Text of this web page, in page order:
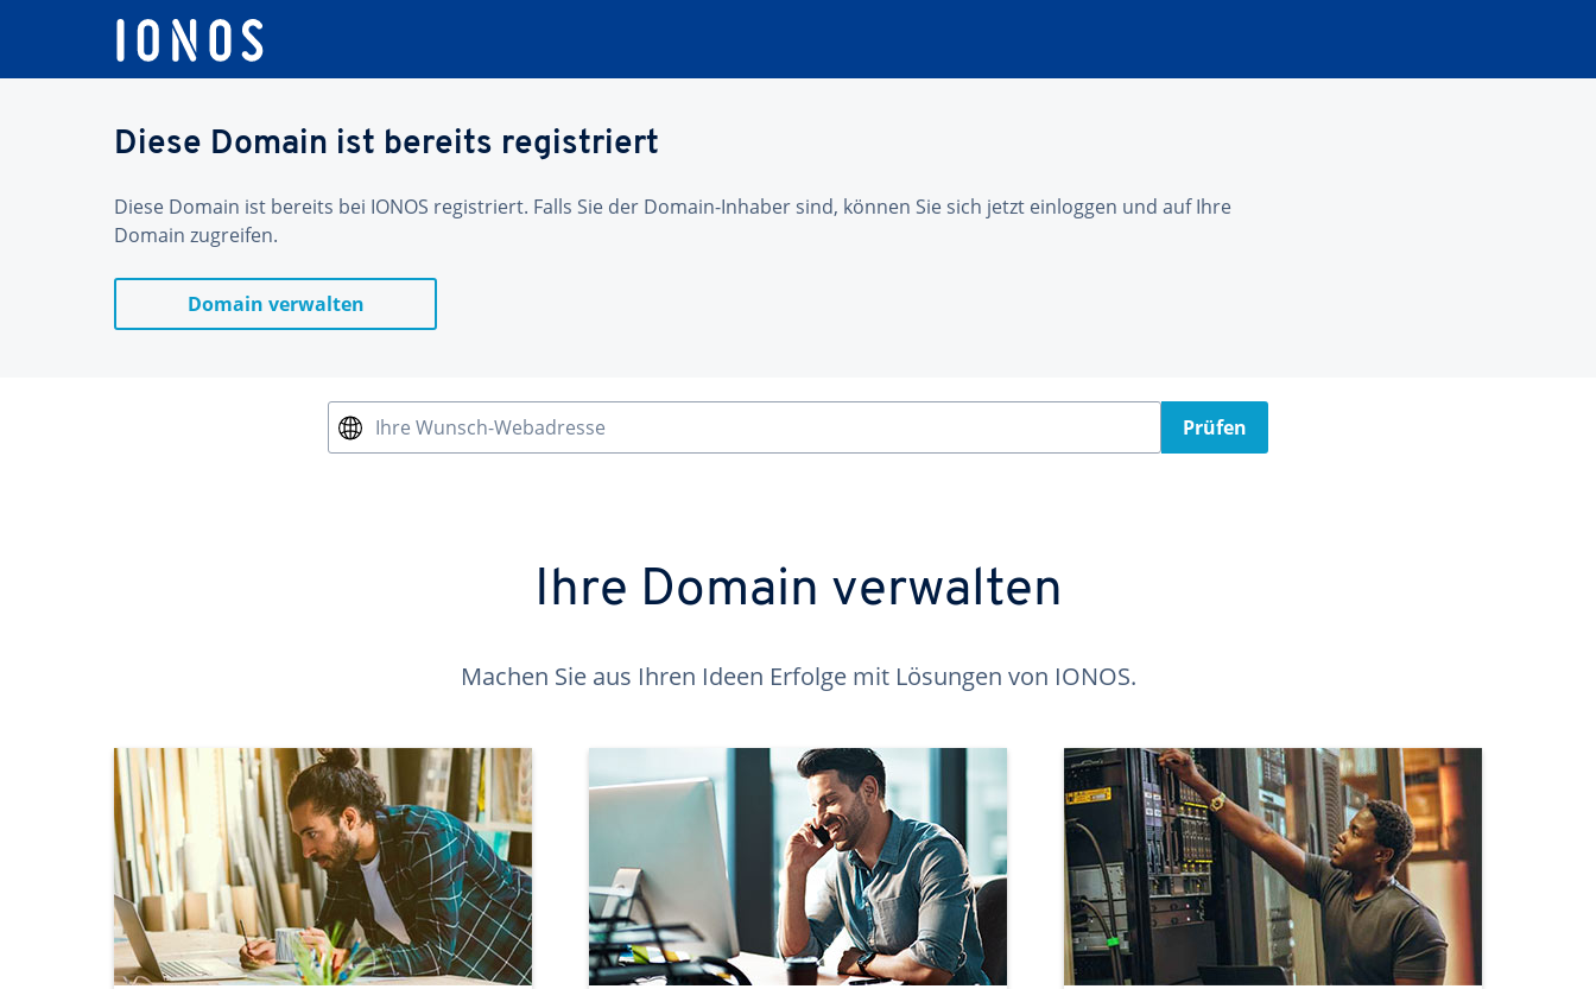
Diese Domain ist bereits registriert
Diese Domain ist bereits bei IONOS registriert. Falls Sie der Domain-Inhaber sind, können Sie sich jetzt einloggen und auf Ihre
Domain zugreifen.
Domain verwalten
Ihre Wunsch-Webadresse Prüfen
Ihre Domain verwalten
Machen Sie aus Ihren Ideen Erfolge mit Lösungen von IONOS.